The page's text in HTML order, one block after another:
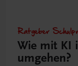
Ratgeber
Wie mit KI
umgehen?